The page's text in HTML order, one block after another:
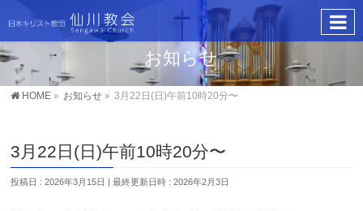
お知らせ
HOME » お知らせ » 3月22日(日)午前10時20分〜
3月22日(日)午前10時20分〜
投稿日 : 2026年3月15日 最終更新日時 : 2026年2月3日